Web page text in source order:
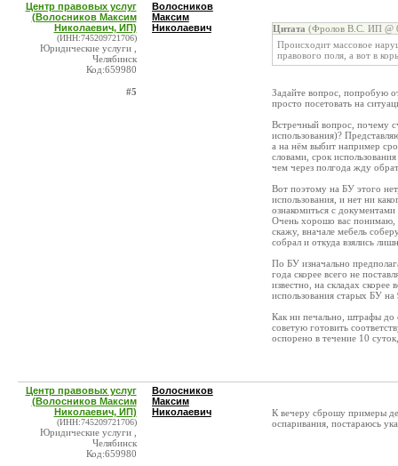
Центр правовых услуг
(Волосников Максим
Николаевич, ИП)
(ИНН:745209721706)
Юридические услуги ,
Челябинск
Код:659980
#5
Волосников
Максим
Николаевич
Цитата (Фролов В.С. ИП @
Происходит массовое
правового поля, а вот в
Задайте вопрос, попробую
просто посетовать на
Встречный вопрос, почему
использования)?
а на нём выбит например
словами, срок
чем через полгода жду
Вот поэтому на БУ этого
использования, и нет ни
ознакомиться с
Очень хорошо вас понимаю,
скажу, вначале мебель
собрал и откуда взялись
По БУ изначально
года скорее всего не
известно, на складах
использования старых БУ
Как ни печально, штрафы до
советую готовить
оспорено в течение 10
Центр правовых услуг
(Волосников Максим
Николаевич, ИП)
(ИНН:745209721706)
Юридические услуги ,
Челябинск
Код:659980
Волосников
Максим
Николаевич
К вечеру сброшу примеры
оспаривания, постараюсь